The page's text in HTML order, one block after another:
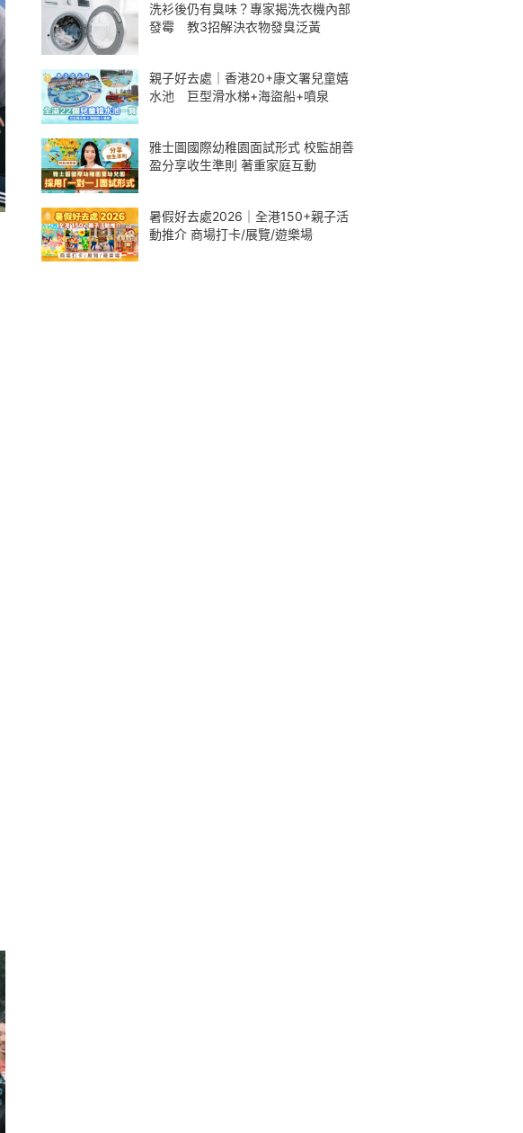
洗衫後仍有臭味？專家揭洗衣機內部
發霉 教3招解決衣物發臭泛黃
親子好去處｜香港20+康文署兒童嬉
水池 巨型滑水梯+海盜船+噴泉
雅士圖國際幼稚園面試形式 校監胡善
盈分享收生準則 著重家庭互動
暑假好去處2026｜全港150+親子活
動推介 商場打卡/展覽/遊樂場